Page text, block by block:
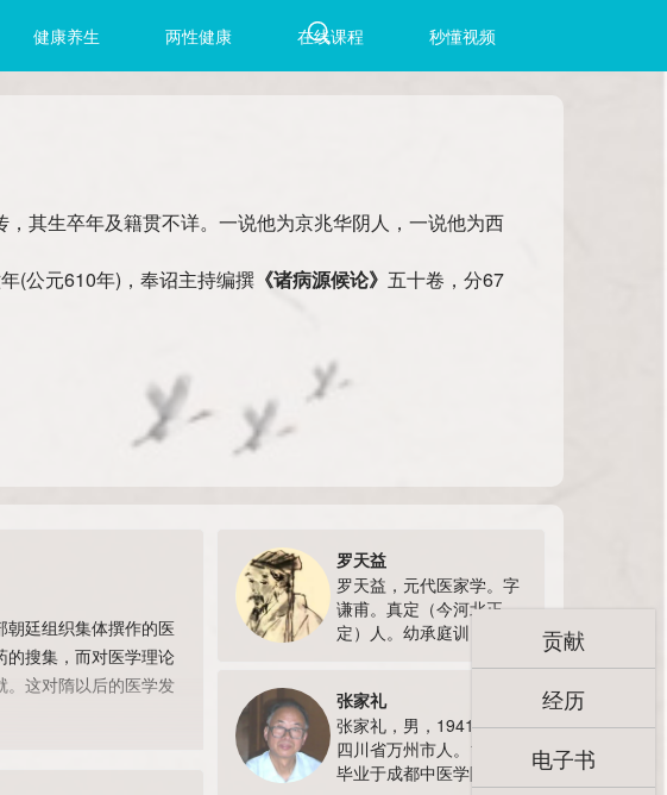
健康养生 两性健康 在线课程 秒懂视频
贡献
经历
电子书
其生卒年及籍贯不详。一说他为京兆华阴人，一说他为西
(公元610年)，奉诏主持编撰 《诸病源候论》 五十卷，分67
朝廷组织集体撰作的医
的搜集，而对医学理论
。这对隋以后的医学发
“补养宣导”法：“左右
罗天益
罗天益，元代医家学。字
谦甫。真定（今河北正
定）人。幼承庭训，攻读
迈，欲传术于后世。天益
愿从之学十余年，尽得其
妙。后为太医。遵师意，
分经论证而以方类之，历
张家礼
张家礼，男，1941年生，
四川省万州市人。1965年
毕业于成都中医学院医学